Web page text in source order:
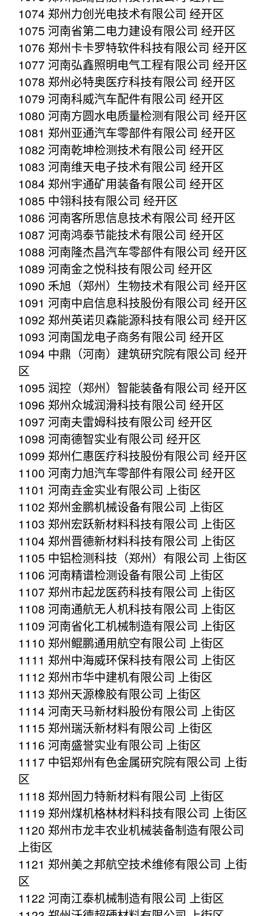
1074 郑州力创光电技术有限公司 经开区
1075 河南省第二电力建设有限公司 经开区
1076 郑州卡卡罗特软件科技有限公司 经开区
1077 河南弘鑫照明电气工程有限公司 经开区
1078 郑州必特奥医疗科技有限公司 经开区
1079 河南科威汽车配件有限公司 经开区
1080 河南方圆水电质量检测有限公司 经开区
1081 郑州亚通汽车零部件有限公司 经开区
1082 河南乾坤检测技术有限公司 经开区
1083 河南维天电子技术有限公司 经开区
1084 郑州宇通矿用装备有限公司 经开区
1085 中翎科技有限公司 经开区
1086 河南客所思信息技术有限公司 经开区
1087 河南鸿泰节能技术有限公司 经开区
1088 河南隆杰昌汽车零部件有限公司 经开区
1089 河南金之悦科技有限公司 经开区
1090 禾旭（郑州）生物技术有限公司 经开区
1091 河南中启信息科技股份有限公司 经开区
1092 郑州英诺贝森能源科技有限公司 经开区
1093 河南国龙电子商务有限公司 经开区
1094 中鼎（河南）建筑研究院有限公司 经开
区
1095 润控（郑州）智能装备有限公司 经开区
1096 郑州众城润滑科技有限公司 经开区
1097 河南夫雷姆科技有限公司 经开区
1098 河南德智实业有限公司 经开区
1099 郑州仁惠医疗科技股份有限公司 经开区
1100 河南力旭汽车零部件有限公司 经开区
1101 河南垚金实业有限公司 上街区
1102 郑州金鹏机械设备有限公司 上街区
1103 郑州宏跃新材料科技有限公司 上街区
1104 郑州晋德新材料科技有限公司 上街区
1105 中铝检测科技（郑州）有限公司 上街区
1106 河南精谱检测设备有限公司 上街区
1107 郑州市起龙医药科技有限公司 上街区
1108 河南通航无人机科技有限公司 上街区
1109 河南省化工机械制造有限公司 上街区
1110 郑州鲲鹏通用航空有限公司 上街区
1111 郑州中海威环保科技有限公司 上街区
1112 郑州市华中建机有限公司 上街区
1113 郑州天源橡胶有限公司 上街区
1114 河南天马新材料股份有限公司 上街区
1115 郑州瑞沃新材料有限公司 上街区
1116 河南盛誉实业有限公司 上街区
1117 中铝郑州有色金属研究院有限公司 上街
区
1118 郑州固力特新材料有限公司 上街区
1119 郑州煤机格林材料科技有限公司 上街区
1120 郑州市龙丰农业机械装备制造有限公司
上街区
1121 郑州美之邦航空技术维修有限公司 上街
区
1122 河南江泰机械制造有限公司 上街区